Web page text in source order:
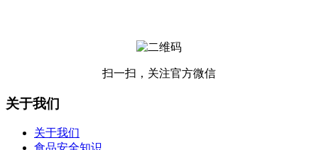
扫一扫，关注官方微信
关于我们
关于我们